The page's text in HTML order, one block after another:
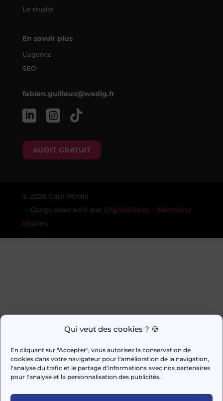
Qui veut des cookies ? 🍪
En cliquant sur "Accepter", vous autorisez la conservation de
cookies dans votre navigateur pour l'amélioration de la navigation,
l'analyse du trafic et le partage d'informations avec nos partenaires
pour l'analyse et la personnalisation des publicités.
Le studio
En savoir plus
L’agence
SEO
fabien.guilleux@wedig.fr
  
AUDIT GRATUIT
© 2026 Capi Media
– Conçu avec soin par DigitalSeeds– Mentions
légales